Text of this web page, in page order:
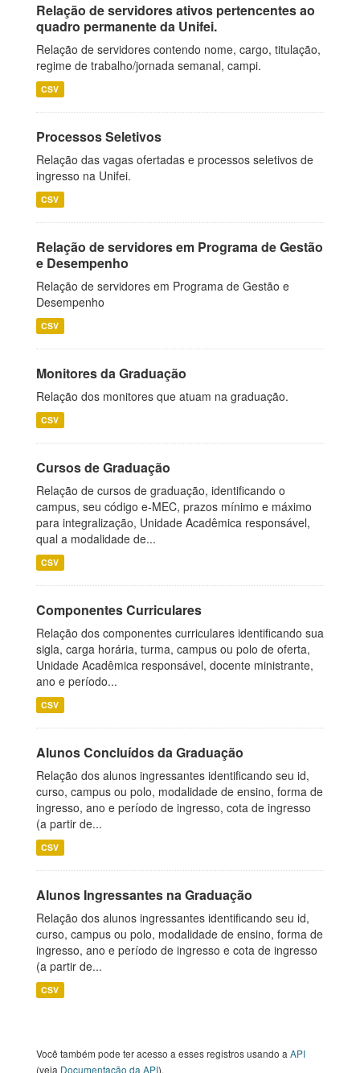
Relação de servidores ativos pertencentes ao
quadro permanente da Unifei.
Relação de servidores contendo nome, cargo, titulação,
regime de trabalho/jornada semanal, campi.
CSV
Processos Seletivos
Relação das vagas ofertadas e processos seletivos de
ingresso na Unifei.
CSV
Relação de servidores em Programa de Gestão
e Desempenho
Relação de servidores em Programa de Gestão e
Desempenho
CSV
Monitores da Graduação
Relação dos monitores que atuam na graduação.
CSV
Cursos de Graduação
Relação de cursos de graduação, identificando o
campus, seu código e-MEC, prazos mínimo e máximo
para integralização, Unidade Acadêmica responsável,
qual a modalidade de...
CSV
Componentes Curriculares
Relação dos componentes curriculares identificando sua
sigla, carga horária, turma, campus ou polo de oferta,
Unidade Acadêmica responsável, docente ministrante,
ano e período...
CSV
Alunos Concluídos da Graduação
Relação dos alunos ingressantes identificando seu id,
curso, campus ou polo, modalidade de ensino, forma de
ingresso, ano e período de ingresso, cota de ingresso
(a partir de...
CSV
Alunos Ingressantes na Graduação
Relação dos alunos ingressantes identificando seu id,
curso, campus ou polo, modalidade de ensino, forma de
ingresso, ano e período de ingresso e cota de ingresso
(a partir de...
CSV
Você também pode ter acesso a esses registros usando a API
(veja Documentação da API).